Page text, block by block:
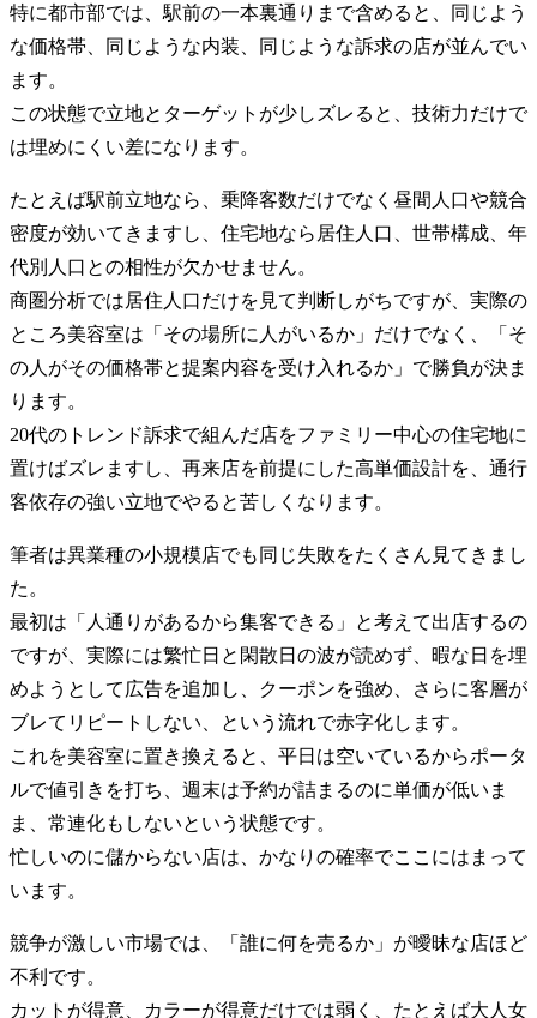
特に都市部では、駅前の一本裏通りまで含めると、同じよう
な価格帯、同じような内装、同じような訴求の店が並んでい
ます。
この状態で立地とターゲットが少しズレると、技術力だけで
は埋めにくい差になります。
たとえば駅前立地なら、乗降客数だけでなく昼間人口や競合
密度が効いてきますし、住宅地なら居住人口、世帯構成、年
代別人口との相性が欠かせません。
商圏分析では居住人口だけを見て判断しがちですが、実際の
ところ美容室は「その場所に人がいるか」だけでなく、「そ
の人がその価格帯と提案内容を受け入れるか」で勝負が決ま
ります。
20代のトレンド訴求で組んだ店をファミリー中心の住宅地に
置けばズレますし、再来店を前提にした高単価設計を、通行
客依存の強い立地でやると苦しくなります。
筆者は異業種の小規模店でも同じ失敗をたくさん見てきまし
た。
最初は「人通りがあるから集客できる」と考えて出店するの
ですが、実際には繁忙日と閑散日の波が読めず、暇な日を埋
めようとして広告を追加し、クーポンを強め、さらに客層が
ブレてリピートしない、という流れで赤字化します。
これを美容室に置き換えると、平日は空いているからポータ
ルで値引きを打ち、週末は予約が詰まるのに単価が低いま
ま、常連化もしないという状態です。
忙しいのに儲からない店は、かなりの確率でここにはまって
います。
競争が激しい市場では、「誰に何を売るか」が曖昧な店ほど
不利です。
カットが得意、カラーが得意だけでは弱く、たとえば大人女